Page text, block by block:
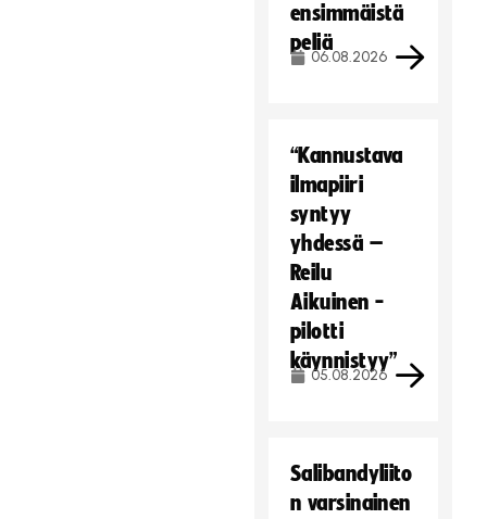
ensimmäistä
peliä
06.08.2026
“Kannustava
ilmapiiri
syntyy
yhdessä –
Reilu
Aikuinen -
pilotti
käynnistyy”
05.08.2026
Salibandyliito
n varsinainen